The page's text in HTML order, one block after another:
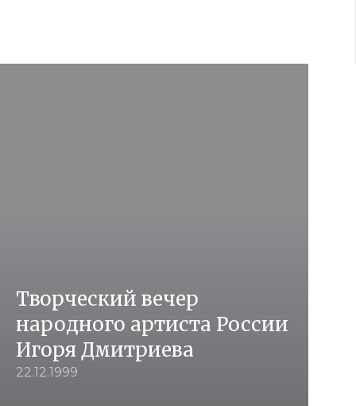
Творческий вечер
народного артиста России
Игоря Дмитриева
22.12.1999